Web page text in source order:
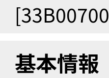
基本情報